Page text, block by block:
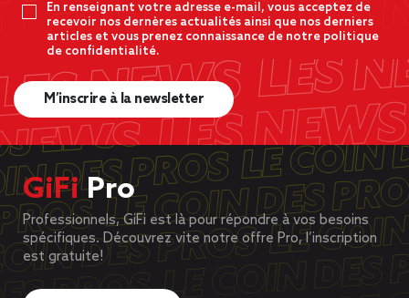
En renseignant votre adresse e-mail, vous acceptez de
recevoir nos dernères actualités ainsi que nos derniers
articles et vous prenez connaissance de notre politique
de confidentialité.
M’inscrire à la newsletter
GiFiPro
Professionnels, GiFi est là pour répondre à vos besoins
spécifiques. Découvrez vite notre offre Pro, l’inscription
est gratuite!